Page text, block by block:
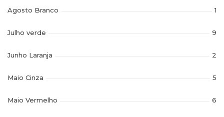
Agosto Branco 1
Julho verde 9
Junho Laranja 2
Maio Cinza 5
Maio Vermelho 6